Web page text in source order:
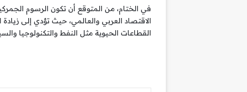
في الختام، من المتوقع أن تكون الرسوم
الاقتصاد العربي والعالمي، حيث تؤدي إلى
القطاعات الحيوية مثل النفط والتكنولوجيا